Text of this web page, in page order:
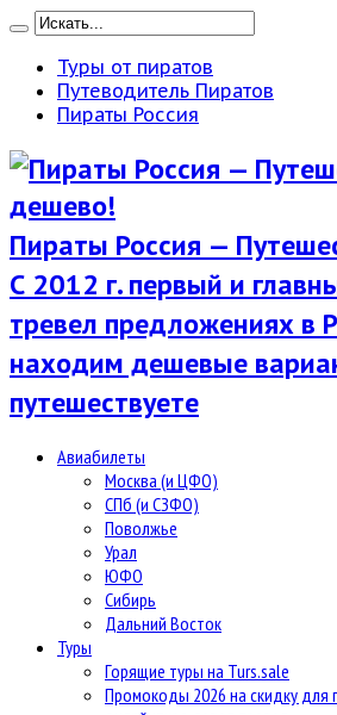
Туры от пиратов
Путеводитель Пиратов
Пираты Россия
Пираты Россия —
С 2012 г. первый и
тревел предложениях в
находим дешевые
путешествуете
Авиабилеты
Москва (и ЦФО)
СПб (и СЗФО)
Поволжье
Урал
ЮФО
Сибирь
Дальний Восток
Туры
Горящие туры на Turs.sale
Промокоды 2026 на скидку для